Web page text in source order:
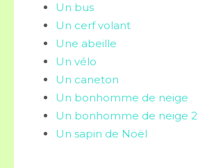
Un bus
Un cerf volant
Une abeille
Un vélo
Un caneton
Un bonhomme de neige
Un bonhomme de neige 2
Un sapin de Noël